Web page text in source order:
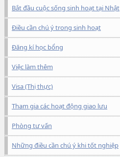
Bắt đầu cuộc sống sinh hoạt tại Nhật
Điều cần chú ý trong sinh hoạt
Đăng kí học bổng
Việc làm thêm
Visa (Thị thực)
Tham gia các hoạt động giao lưu
Phòng tư vấn
Những điều cần chú ý khi tốt nghiệp